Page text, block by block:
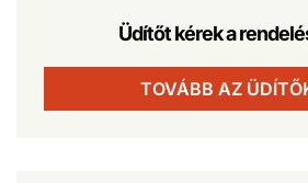
Üdítőt kérek a
TOVÁBB AZ